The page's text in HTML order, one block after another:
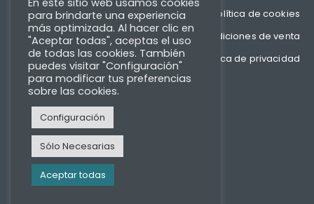
Política de cookies
Condiciones de venta
Política de privacidad
En este sitio web usamos cookies
para brindarte una experiencia
más optimizada. Al hacer clic en
"Aceptar todas", aceptas el uso
de todas las cookies. También
puedes visitar "Configuración"
para modificar tus preferencias
sobre las cookies.
Configuración
Sólo Necesarias
Aceptar todas